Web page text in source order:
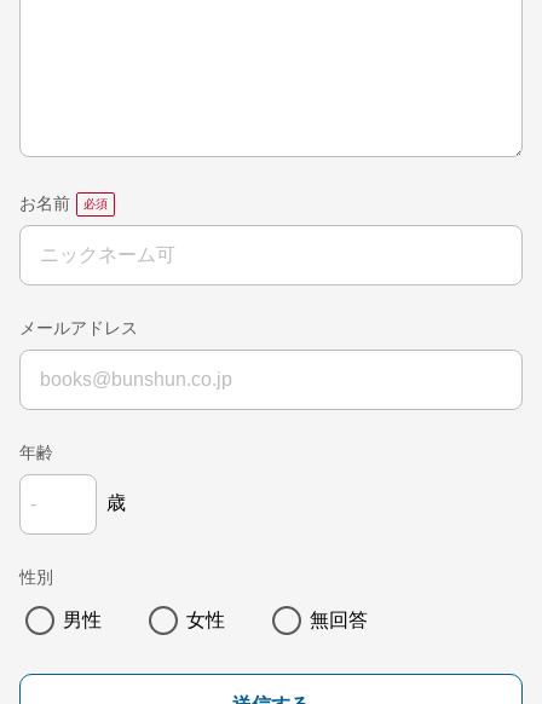
お名前
メールアドレス
年齢
歳
性別
男性 女性 無回答